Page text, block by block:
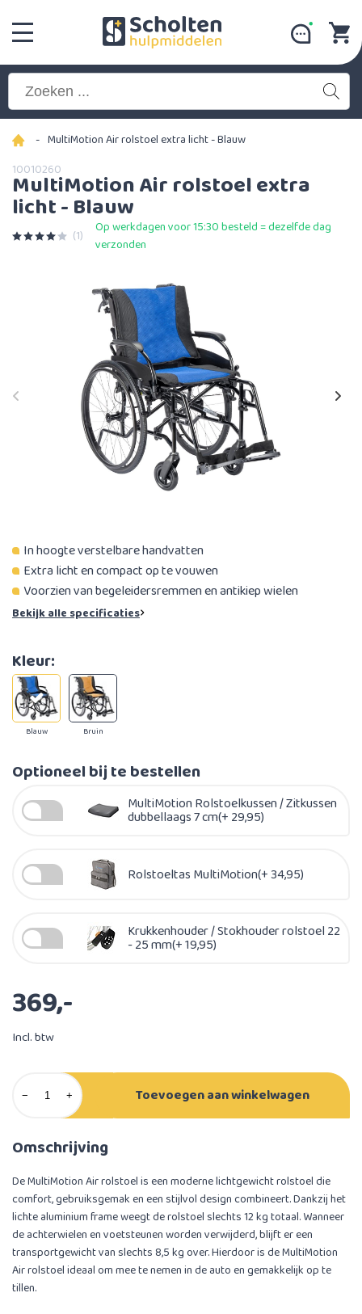
- MultiMotion Air rolstoel extra licht - Blauw
10010260
MultiMotion Air rolstoel extra
licht - Blauw
(1)
Op werkdagen voor 15:30 besteld = dezelfde dag
verzonden
In hoogte verstelbare handvatten
Extra licht en compact op te vouwen
Voorzien van begeleidersremmen en antikiep wielen
Bekijk alle specificaties
Kleur:
Blauw Bruin
Optioneel bij te bestellen
MultiMotion Rolstoelkussen / Zitkussen
dubbellaags 7 cm(+ 29,95)
Rolstoeltas MultiMotion(+ 34,95)
Krukkenhouder / Stokhouder rolstoel 22
- 25 mm(+ 19,95)
369,-
Incl. btw
− + Toevoegen aan winkelwagen
Omschrijving
De MultiMotion Air rolstoel is een moderne lichtgewicht rolstoel die
comfort, gebruiksgemak en een stijlvol design combineert. Dankzij het
lichte aluminium frame weegt de rolstoel slechts 12 kg totaal. Wanneer
de achterwielen en voetsteunen worden verwijderd, blijft er een
transportgewicht van slechts 8,5 kg over. Hierdoor is de MultiMotion
Air rolstoel ideaal om mee te nemen in de auto en gemakkelijk op te
tillen.